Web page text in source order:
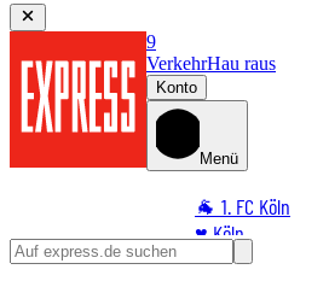
9
VerkehrHau raus
Konto
Menü
🐐 1. FC Köln
♥️ Köln
⭐ Promi